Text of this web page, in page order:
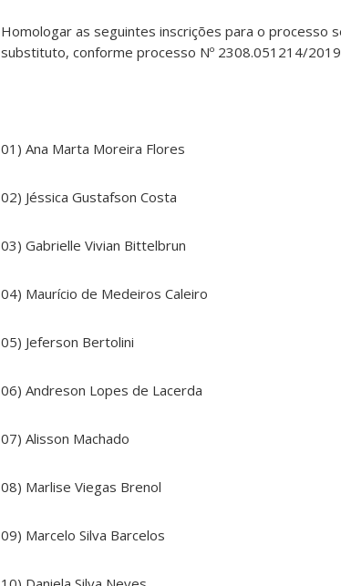
Homologar as seguintes inscrições para o
substituto, conforme processo Nº 2308.051214/
01) Ana Marta Moreira Flores
02) Jéssica Gustafson Costa
03) Gabrielle Vivian Bittelbrun
04) Maurício de Medeiros Caleiro
05) Jeferson Bertolini
06) Andreson Lopes de Lacerda
07) Alisson Machado
08) Marlise Viegas Brenol
09) Marcelo Silva Barcelos